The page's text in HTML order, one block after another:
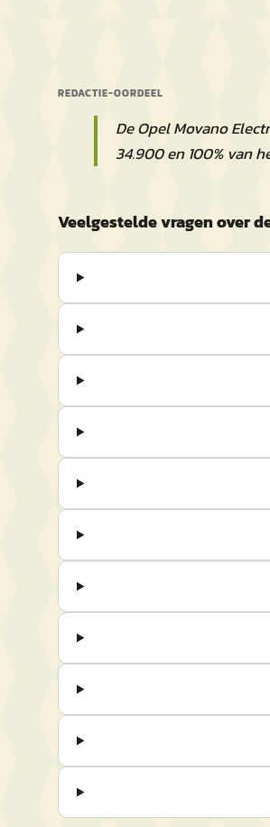
REDACTIE-OORDEEL
De Opel Movano
34.900 en 100% van
Veelgestelde vragen over